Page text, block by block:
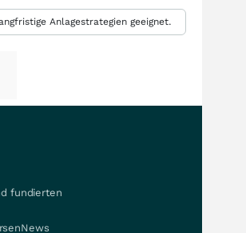
Anlagestrategien geeignet.
fundierten